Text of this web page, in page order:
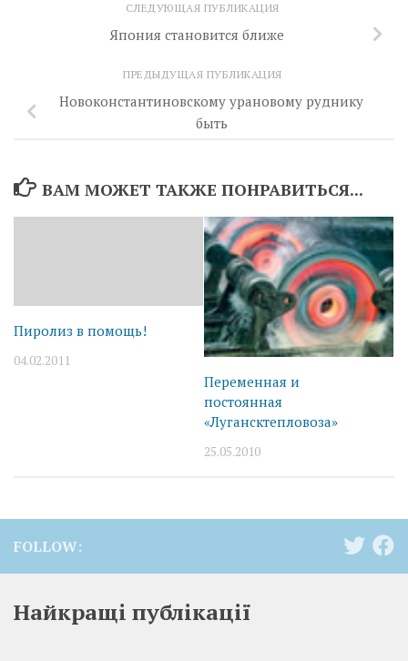
СЛЕДУЮЩАЯ ПУБЛИКАЦИЯ
Япония становится ближе
ПРЕДЫДУЩАЯ ПУБЛИКАЦИЯ
Новоконстантиновскому урановому руднику
быть
ВАМ МОЖЕТ ТАКЖЕ ПОНРАВИТЬСЯ...
Пиролиз в помощь!
04.02.2011
Переменная и
постоянная
«Лугансктепловоза»
25.05.2010
FOLLOW:
Найкращі публікації